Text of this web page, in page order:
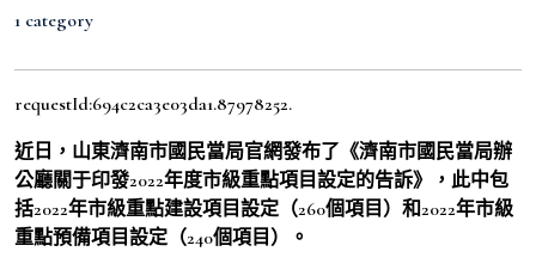
1 category
requestId:694c2ca3e03da1.87978252.
近日，山東濟南市國民當局官網發布了《濟南市國民當局辦
公廳關于印發2022年度市級重點項目設定的告訴》，此中包
括2022年市級重點建設項目設定（260個項目）和2022年市級
重點預備項目設定（240個項目）。